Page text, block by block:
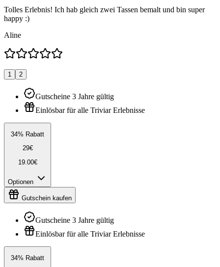
Tolles Erlebnis! Ich hab gleich zwei Tassen bemalt und bin super
happy :)
Aline
1 2
Gutscheine 3 Jahre gültig
Einlösbar für alle Triviar Erlebnisse
34% Rabatt
29€
19.00€
Optionen
Gutschein kaufen
Gutscheine 3 Jahre gültig
Einlösbar für alle Triviar Erlebnisse
34% Rabatt